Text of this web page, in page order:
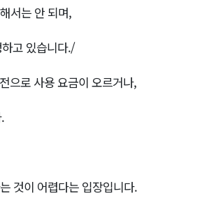
서는 안 되며,
고 있습니다./
으로 사용 요금이 오르거나,
것이 어렵다는 입장입니다.